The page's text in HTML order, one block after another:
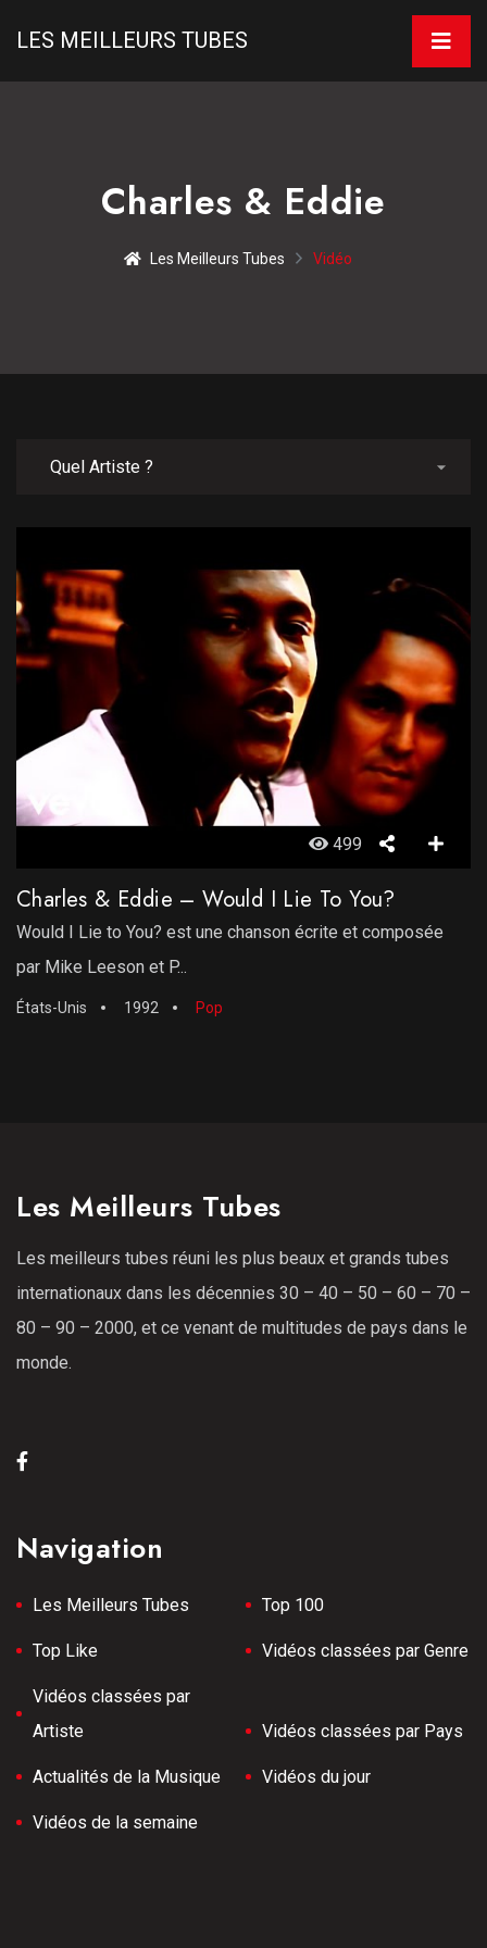
LES MEILLEURS TUBES
Charles & Eddie
Les Meilleurs Tubes Vidéo
499
Charles & Eddie – Would I Lie To You?
Would I Lie to You? est une chanson écrite et composée
par Mike Leeson et P...
États-Unis 1992 Pop
Les Meilleurs Tubes
Les meilleurs tubes réuni les plus beaux et grands tubes
internationaux dans les décennies 30 – 40 – 50 – 60 – 70 –
80 – 90 – 2000, et ce venant de multitudes de pays dans le
monde.
Navigation
Les Meilleurs Tubes Top 100
Top Like Vidéos classées par Genre
Vidéos classées par
Artiste
Vidéos classées par Pays
Actualités de la Musique Vidéos du jour
Vidéos de la semaine